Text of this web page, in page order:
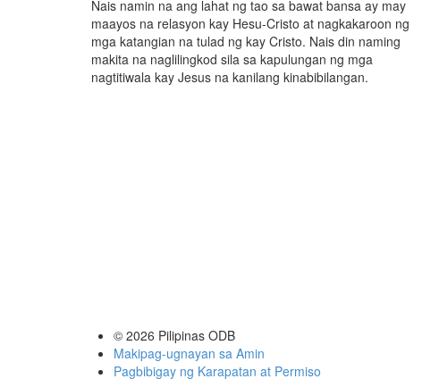
Nais namin na ang lahat ng tao sa bawat bansa ay may
maayos na relasyon kay Hesu-Cristo at nagkakaroon ng
mga katangian na tulad ng kay Cristo. Nais din naming
makita na naglilingkod sila sa kapulungan ng mga
nagtitiwala kay Jesus na kanilang kinabibilangan.
© 2026 Pilipinas ODB
Makipag-ugnayan sa Amin
Pagbibigay ng Karapatan at Permiso